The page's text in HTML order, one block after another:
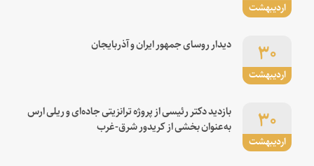
اردیبهشت
اردیبهشت
۳۰ دیدار روسای جمهور ایران و آذربایجان
اردیبهشت
۳۰
بازدید دکتر رئیسی از پروژه ترانزیتی جاده‌ای و ریلی ارس
به‌عنوان بخشی از کریدور شرق-غرب